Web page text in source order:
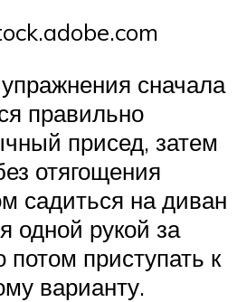
сначала
правильно
присед, затем
отягощения
садиться на диван
одной рукой за
потом приступать к
варианту.